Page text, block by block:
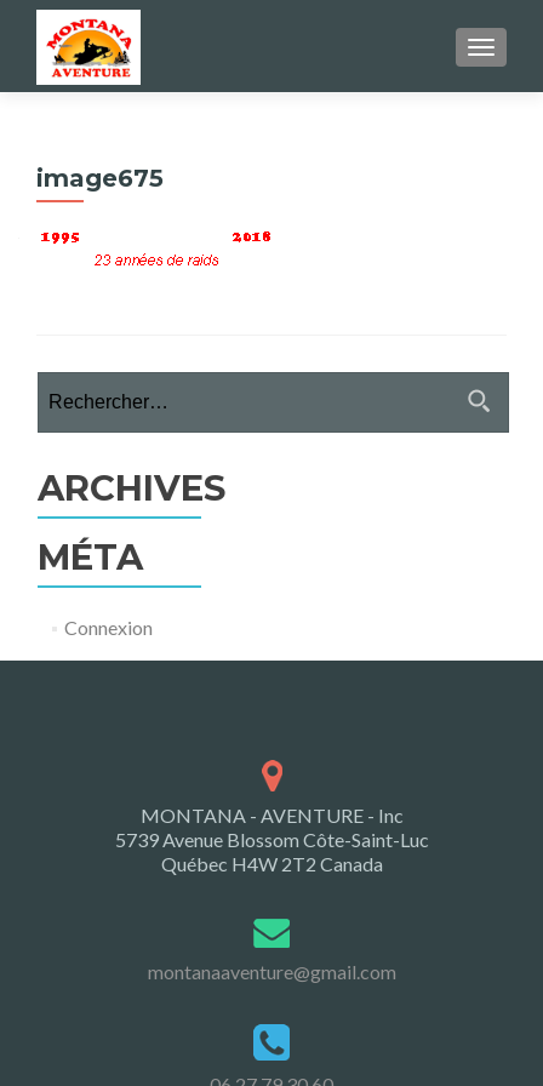
image675
ARCHIVES
MÉTA
Connexion
MONTANA - AVENTURE - Inc
5739 Avenue Blossom Côte-Saint-Luc
Québec H4W 2T2 Canada
montanaaventure@gmail.com